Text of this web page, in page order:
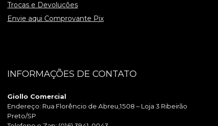
Trocas e Devoluções
Envie aqui Comprovante Pix
INFORMAÇÕES DE CONTATO
Giollo Comercial
Endereço: Rua Florêncio de Abreu,1508 – Loja 3 Ribeirão
Preto/SP